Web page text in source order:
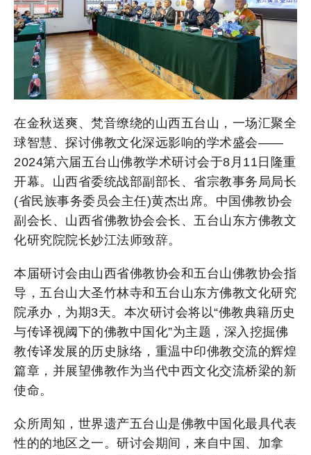
在金秋送爽、梵音缭绕的山西五台山，一场汇聚全
球智慧、探讨佛教文化深远影响的学术盛会——
2024第六届五台山佛教学术研讨会于8月11日隆重
开幕。山西省委统战部副部长、省宗教事务局局长
(省民族事务委员会主任)黄杰出席。中国佛教协会
副会长、山西省佛教协会会长、五台山东方佛教文
化研究院院长妙江法师致辞。
本届研讨会由山西省佛教协会和五台山佛教协会指
导，五台山大圣竹林寺和五台山东方佛教文化研究
院承办，为期3天。本次研讨会将以“佛教典籍历史
与传译视阈下的佛教中国化”为主题，深入挖掘佛
教传译发展的历史脉络，重温中印佛教交流的辉煌
篇章，并展望佛教作为当代中西文化交流桥梁的新
使命。
众所周知，世界遗产五台山是佛教中国化最具代表
性的的地区之一。研讨会期间，来自中国、加拿